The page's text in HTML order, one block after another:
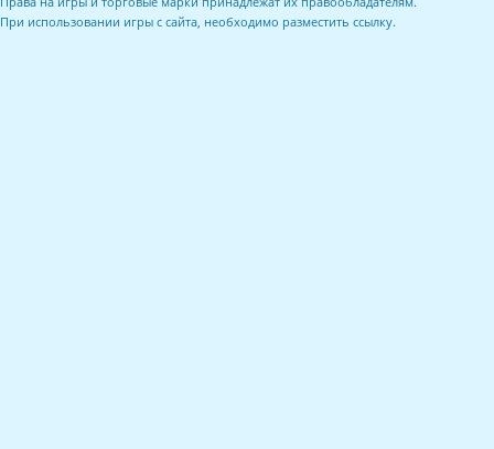
При использовании игры с сайта, необходимо разместить ссылку.